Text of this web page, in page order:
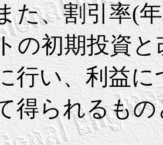
た、割引率(
の初期投資
行い、利益
得られるも